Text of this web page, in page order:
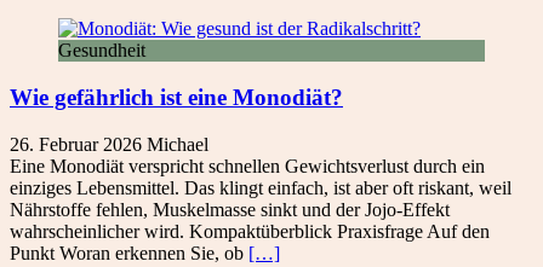
Gesundheit
Wie gefährlich ist eine Monodiät?
26. Februar 2026 Michael
Eine Monodiät verspricht schnellen Gewichtsverlust durch ein
einziges Lebensmittel. Das klingt einfach, ist aber oft riskant, weil
Nährstoffe fehlen, Muskelmasse sinkt und der Jojo-Effekt
wahrscheinlicher wird. Kompaktüberblick Praxisfrage Auf den
Punkt Woran erkennen Sie, ob […]